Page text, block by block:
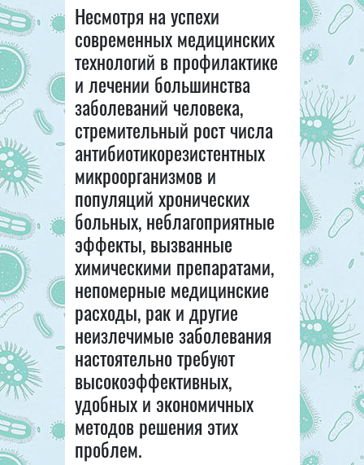
Несмотря на успехи
современных медицинских
технологий в профилактике
и лечении большинства
заболеваний человека,
стремительный рост числа
антибиотикорезистентных
микроорганизмов и
популяций хронических
больных, неблагоприятные
эффекты, вызванные
химическими препаратами,
непомерные медицинские
расходы, рак и другие
неизлечимые заболевания
настоятельно требуют
высокоэффективных,
удобных и экономичных
методов решения этих
проблем.